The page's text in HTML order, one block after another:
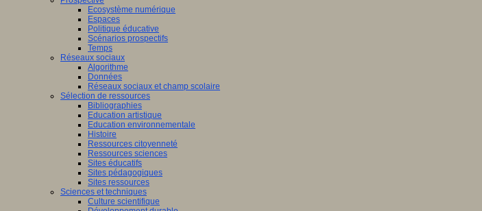
Ecosystème numérique
Espaces
Politique éducative
Scénarios prospectifs
Temps
Réseaux sociaux
Algorithme
Données
Réseaux sociaux et champ scolaire
Sélection de ressources
Bibliographies
Education artistique
Education environnementale
Histoire
Ressources citoyenneté
Ressources sciences
Sites éducatifs
Sites pédagogiques
Sites ressources
Sciences et techniques
Culture scientifique